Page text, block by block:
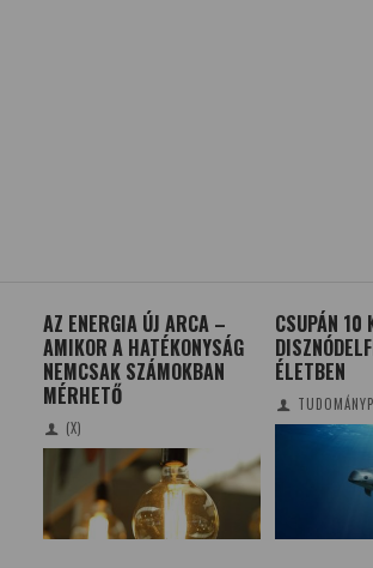
AZ ENERGIA ÚJ ARCA –
AMIKOR A HATÉKONYSÁG
NEMCSAK SZÁMOKBAN
MÉRHETŐ
(X)
CSUPÁN 10
ÉLETBEN